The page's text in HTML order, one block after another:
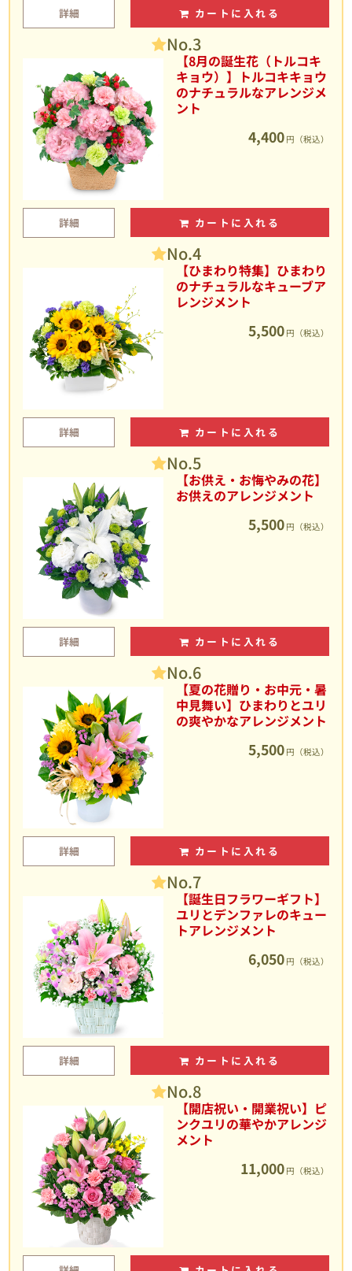
詳細 カートに入れる
No.3
【8月の誕生花（トルコキ
キョウ）】トルコキキョウ
のナチュラルなアレンジメ
ント
4,400 円（税込）
詳細 カートに入れる
No.4
【ひまわり特集】ひまわり
のナチュラルなキューブア
レンジメント
5,500 円（税込）
詳細 カートに入れる
No.5
【お供え・お悔やみの花】
お供えのアレンジメント
5,500 円（税込）
詳細 カートに入れる
No.6
【夏の花贈り・お中元・暑
中見舞い】ひまわりとユリ
の爽やかなアレンジメント
5,500 円（税込）
詳細 カートに入れる
No.7
【誕生日フラワーギフト】
ユリとデンファレのキュー
トアレンジメント
6,050 円（税込）
詳細 カートに入れる
No.8
【開店祝い・開業祝い】ピ
ンクユリの華やかアレンジ
メント
11,000 円（税込）